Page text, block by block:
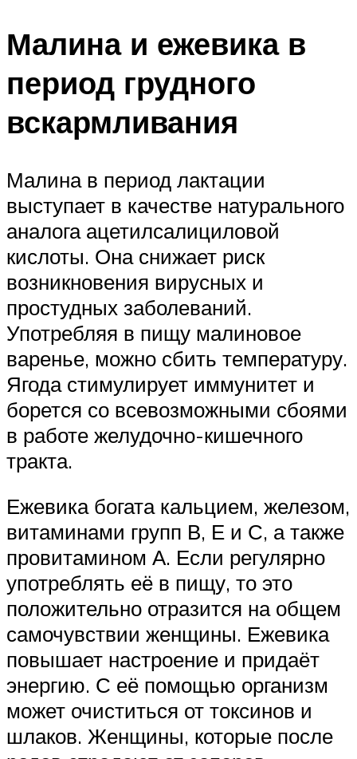
Малина и ежевика в
период грудного
вскармливания
Малина в период лактации
выступает в качестве натурального
аналога ацетилсалициловой
кислоты. Она снижает риск
возникновения вирусных и
простудных заболеваний.
Употребляя в пищу малиновое
варенье, можно сбить температуру.
Ягода стимулирует иммунитет и
борется со всевозможными сбоями
в работе желудочно-кишечного
тракта.
Ежевика богата кальцием, железом,
витаминами групп В, Е и С, а также
провитамином А. Если регулярно
употреблять её в пищу, то это
положительно отразится на общем
самочувствии женщины. Ежевика
повышает настроение и придаёт
энергию. С её помощью организм
может очиститься от токсинов и
шлаков. Женщины, которые после